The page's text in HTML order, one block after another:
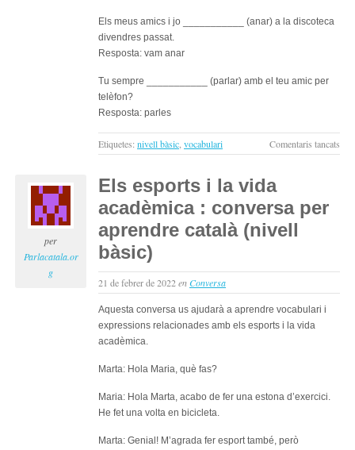
Els meus amics i jo ___________ (anar) a la discoteca
divendres passat.
Resposta: vam anar
Tu sempre ___________ (parlar) amb el teu amic per
telèfon?
Resposta: parles
Etiquetes: nivell bàsic vocabulari Comentaris tancats
en
per
Parlacatala.or
g
Els esports i la vida
acadèmica : conversa per
aprendre català (nivell
bàsic)
21 de febrer de 2022enConversa
Aquesta conversa us ajudarà a aprendre vocabulari i
expressions relacionades amb els esports i la vida
acadèmica.
Marta: Hola Maria, què fas?
Maria: Hola Marta, acabo de fer una estona d’exercici.
He fet una volta en bicicleta.
Marta: Genial! M’agrada fer esport també, però